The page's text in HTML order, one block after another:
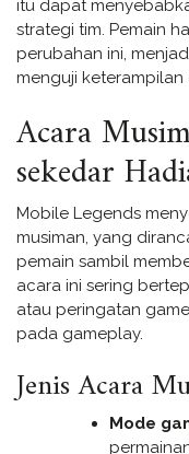
itu dapat
strategi tim. Pemain
perubahan ini,
menguji keterampilan
Acara
sekedar
Mobile Legends
musiman, yang
pemain sambil
acara ini sering
atau peringatan
pada gameplay.
Jenis Acara
Mode